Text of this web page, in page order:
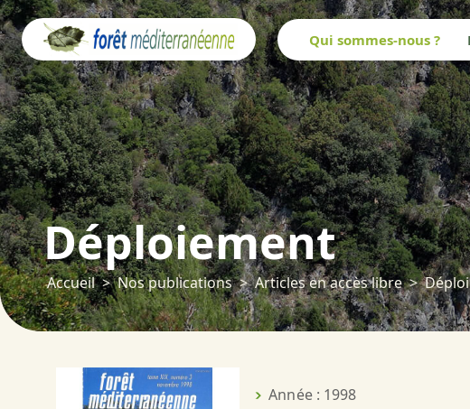
Qui sommes-nous ?
Déploiement
Accueil Nos publications Articles en accès libre
Année : 1998
Panneau de gestion des cookies